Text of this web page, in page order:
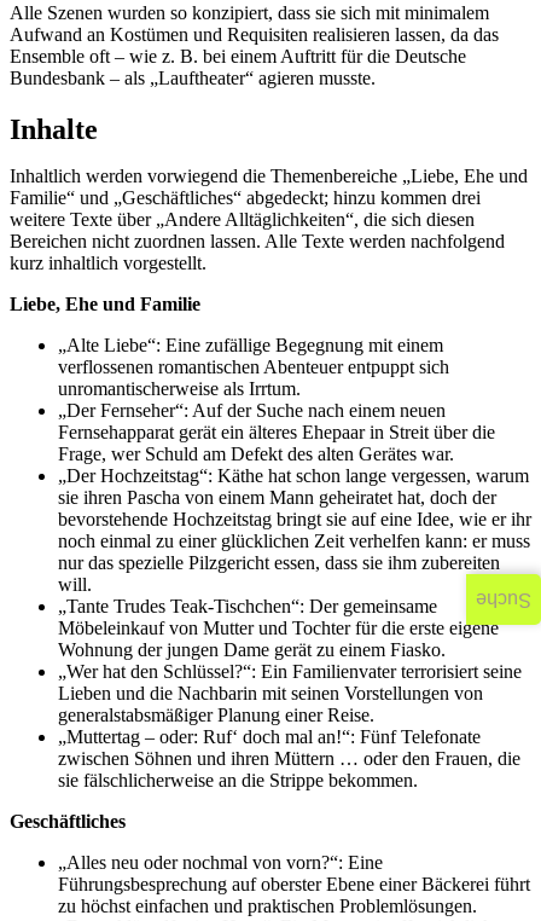
Alle Szenen wurden so konzipiert, dass sie sich mit minimalem
Aufwand an Kostümen und Requisiten realisieren lassen, da das
Ensemble oft – wie z. B. bei einem Auftritt für die Deutsche
Bundesbank – als „Lauftheater“ agieren musste.
Inhalte
Inhaltlich werden vorwiegend die Themenbereiche „Liebe, Ehe und
Familie“ und „Geschäftliches“ abgedeckt; hinzu kommen drei
weitere Texte über „Andere Alltäglichkeiten“, die sich diesen
Bereichen nicht zuordnen lassen. Alle Texte werden nachfolgend
kurz inhaltlich vorgestellt.
Liebe, Ehe und Familie
„Alte Liebe“: Eine zufällige Begegnung mit einem
verflossenen romantischen Abenteuer entpuppt sich
unromantischerweise als Irrtum.
„Der Fernseher“: Auf der Suche nach einem neuen
Fernsehapparat gerät ein älteres Ehepaar in Streit über die
Frage, wer Schuld am Defekt des alten Gerätes war.
„Der Hochzeitstag“: Käthe hat schon lange vergessen, warum
sie ihren Pascha von einem Mann geheiratet hat, doch der
bevorstehende Hochzeitstag bringt sie auf eine Idee, wie er ihr
noch einmal zu einer glücklichen Zeit verhelfen kann: er muss
nur das spezielle Pilzgericht essen, dass sie ihm zubereiten
will.
„Tante Trudes Teak-Tischchen“: Der gemeinsame
Möbeleinkauf von Mutter und Tochter für die erste eigene
Wohnung der jungen Dame gerät zu einem Fiasko.
„Wer hat den Schlüssel?“: Ein Familienvater terrorisiert seine
Lieben und die Nachbarin mit seinen Vorstellungen von
generalstabsmäßiger Planung einer Reise.
„Muttertag – oder: Ruf‘ doch mal an!“: Fünf Telefonate
zwischen Söhnen und ihren Müttern … oder den Frauen, die
sie fälschlicherweise an die Strippe bekommen.
Geschäftliches
„Alles neu oder nochmal von vorn?“: Eine
Führungsbesprechung auf oberster Ebene einer Bäckerei führt
zu höchst einfachen und praktischen Problemlösungen.
Suche